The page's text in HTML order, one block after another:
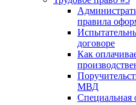
правила
договоре
Как
МВД
Специальная